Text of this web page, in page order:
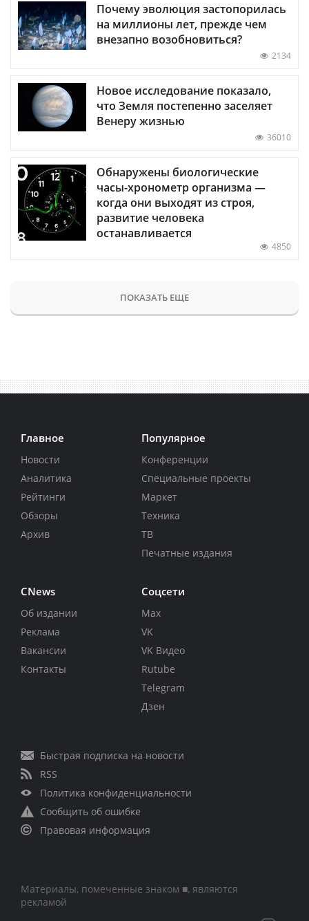
Почему эволюция застопорилась
на миллионы лет, прежде чем
внезапно возобновиться?
2134
Новое исследование показало,
что Земля постепенно заселяет
Венеру жизнью
36010
Обнаружены биологические
часы-хронометр организма —
когда они выходят из строя,
развитие человека
останавливается
4850
ПОКАЗАТЬ ЕЩЕ
Главное
Новости
Аналитика
Рейтинги
Обзоры
Архив
Популярное
Конференции
Специальные проекты
Маркет
Техника
ТВ
Печатные издания
CNews
Об издании
Реклама
Вакансии
Контакты
Соцсети
Max
VK
VK Видео
Rutube
Telegram
Дзен
Быстрая подписка на новости
RSS
Политика конфиденциальности
Сообщить об ошибке
Правовая информация
Материалы, помеченные знаком ■, являются
рекламой